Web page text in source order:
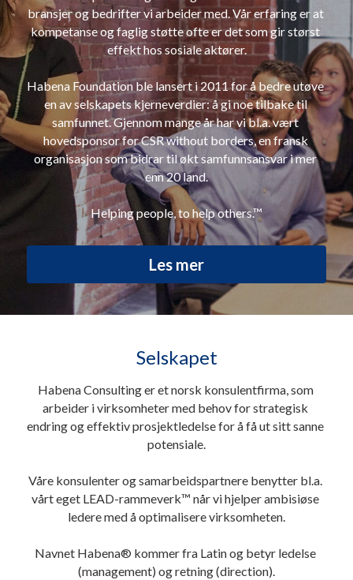
bransjer og bedrifter vi arbeider med. Vår erfaring er at
kompetanse og faglig støtte ofte er det som gir størst
effekt hos sosiale aktører.
Habena Foundation ble lansert i 2011 for å bedre utøve
en av selskapets kjerneverdier: å gi noe tilbake til
samfunnet. Gjennom mange år har vi bl.a. vært
hovedsponsor for CSR without borders, en fransk
organisasjon som bidrar til økt samfunnsansvar i mer
enn 20 land.
Helping people, to help others.™
Les mer
Selskapet
Habena Consulting er et norsk konsulentfirma, som
arbeider i virksomheter med behov for strategisk
endring og effektiv prosjektledelse for å få ut sitt sanne
potensiale.
Våre konsulenter og samarbeidspartnere benytter bl.a.
vårt eget LEAD-rammeverk™ når vi hjelper ambisiøse
ledere med å optimalisere virksomheten.
Navnet Habena® kommer fra Latin og betyr ledelse
(management) og retning (direction).